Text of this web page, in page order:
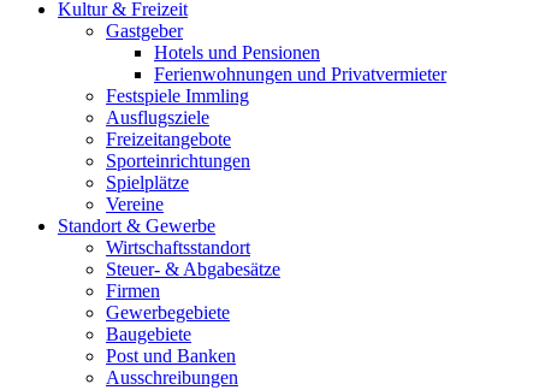
Kultur & Freizeit
Gastgeber
Hotels und Pensionen
Ferienwohnungen und Privatvermieter
Festspiele Immling
Ausflugsziele
Freizeitangebote
Sporteinrichtungen
Spielplätze
Vereine
Standort & Gewerbe
Wirtschaftsstandort
Steuer- & Abgabesätze
Firmen
Gewerbegebiete
Baugebiete
Post und Banken
Ausschreibungen